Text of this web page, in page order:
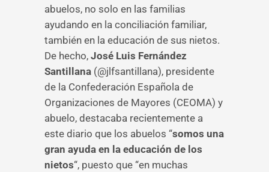
abuelos, no solo en las familias
ayudando en la conciliación familiar,
también en la educación de sus nietos.
De hecho, José Luis Fernández
Santillana (@jlfsantillana), presidente
de la Confederación Española de
Organizaciones de Mayores (CEOMA) y
abuelo, destacaba recientemente a
este diario que los abuelos “somos una
gran ayuda en la educación de los
nietos“, puesto que “en muchas